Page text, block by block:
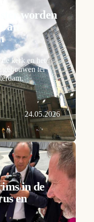
worden
kerk en het
gebouwen ter
24.05.2026
in de
en